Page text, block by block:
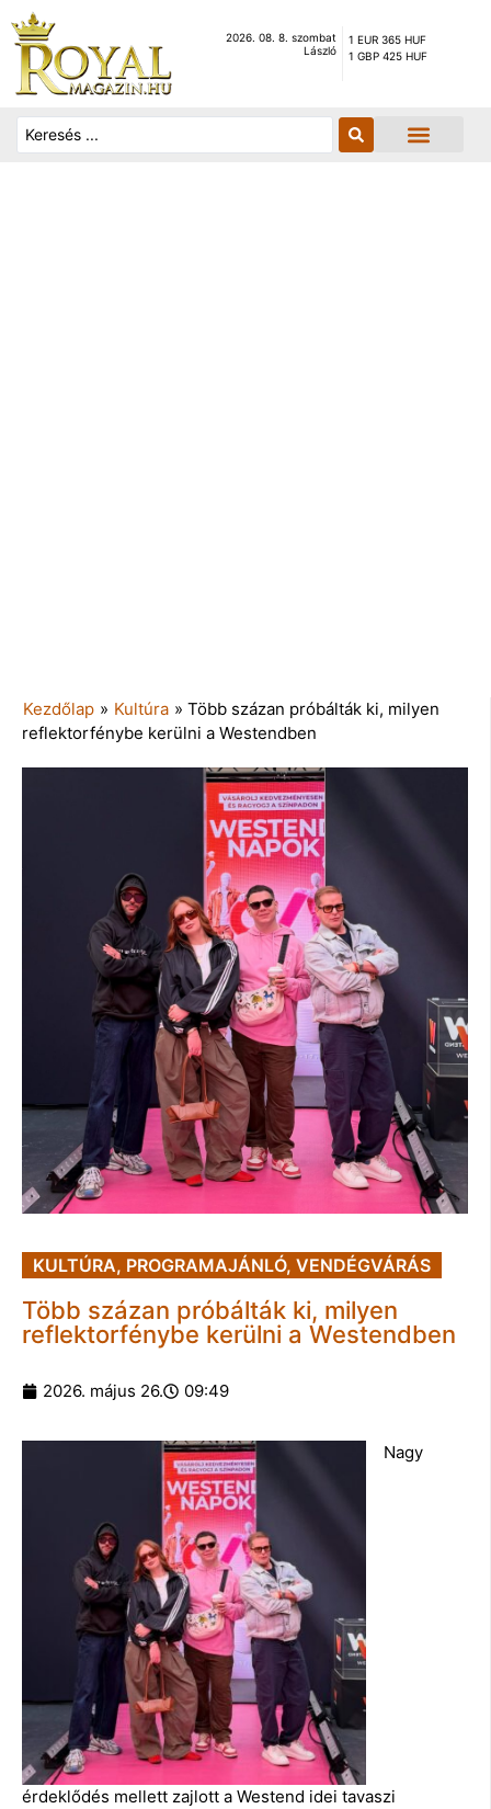
2026. 08. 8. szombat
László
1 EUR 365 HUF
1 GBP 425 HUF
Kezdőlap » Kultúra » Több százan próbálták ki, milyen
reflektorfénybe kerülni a Westendben
KULTÚRA, PROGRAMAJÁNLÓ, VENDÉGVÁRÁS
Több százan próbálták ki, milyen
reflektorfénybe kerülni a Westendben
2026. május 26. 09:49
Nagy
érdeklődés mellett zajlott a Westend idei tavaszi